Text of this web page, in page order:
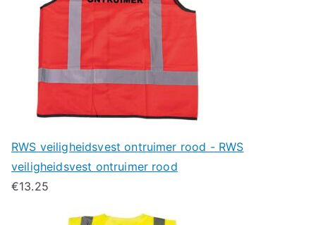
RWS veiligheidsvest ontruimer rood - RWS
veiligheidsvest ontruimer rood
€13.25